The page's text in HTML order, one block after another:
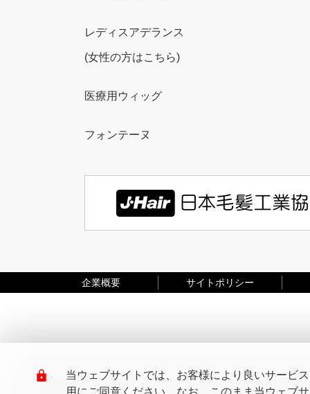
レディスアデランス
(女性の方はこちら)
医療用ウィッグ
フォンテーヌ
企業概要 サイトポリシー
当ウェブサイトでは、お客様により良いサービ
用にご同意ください。なお、このまま当ウェブ